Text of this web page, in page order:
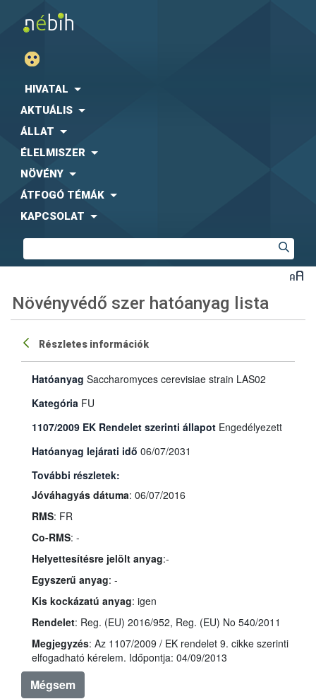
HIVATAL
AKTUÁLIS
ÁLLAT
ÉLELMISZER
NÖVÉNY
ÁTFOGÓ TÉMÁK
KAPCSOLAT
Növényvédő szer hatóanyag lista
Részletes információk
Hatóanyag Saccharomyces cerevisiae strain LAS02
Kategória FU
1107/2009 EK Rendelet szerinti állapot Engedélyezett
Hatóanyag lejárati idő 06/07/2031
További részletek:
Jóváhagyás dátuma: 06/07/2016
RMS: FR
Co-RMS: -
Helyettesítésre jelölt anyag:-
Egyszerű anyag: -
Kis kockázatú anyag: igen
Rendelet: Reg. (EU) 2016/952, Reg. (EU) No 540/2011
Megjegyzés: Az 1107/2009 / EK rendelet 9. cikke szerinti
elfogadható kérelem. Időpontja: 04/09/2013
Mégsem